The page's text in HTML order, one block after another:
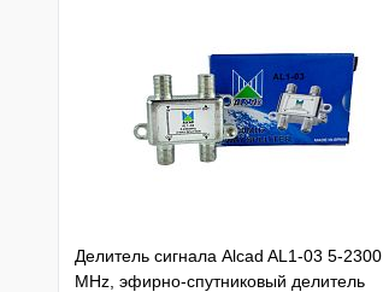
Делитель сигнала Alcad AL1-03 5-2300
MHz, эфирно-спутниковый делитель